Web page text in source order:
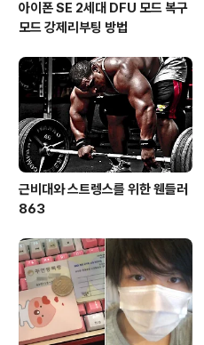
아이폰 SE 2세대 DFU 모드 복구
모드 강제리부팅 방법
근비대와 스트렝스를 위한 웬들러
863